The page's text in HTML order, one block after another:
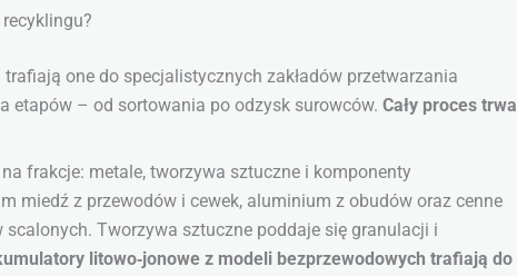
one do specjalistycznych zakładów przetwarzania
etapów – od sortowania po odzysk surowców. Cały proces trwa
frakcje: metale, tworzywa sztuczne i komponenty
miedź z przewodów i cewek, aluminium z obudów oraz cenne
Tworzywa sztuczne poddaje się granulacji i
litowo‑jonowe z modeli bezprzewodowych trafiają do